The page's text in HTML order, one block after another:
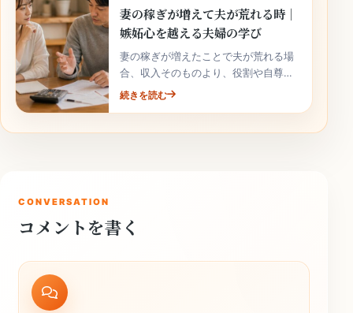
妻の稼ぎが増えて夫が荒れる時｜
嫉妬心を越える夫婦の学び
妻の稼ぎが増えたことで夫が荒れる場
合、収入そのものより、役割や自尊心
の揺れが関係していることがありま
続きを読む
CONVERSATION
コメントを書く